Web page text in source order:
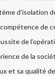
d’isolation
de
de
de la
et sa qualité